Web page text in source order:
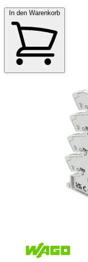
In den Warenkorb